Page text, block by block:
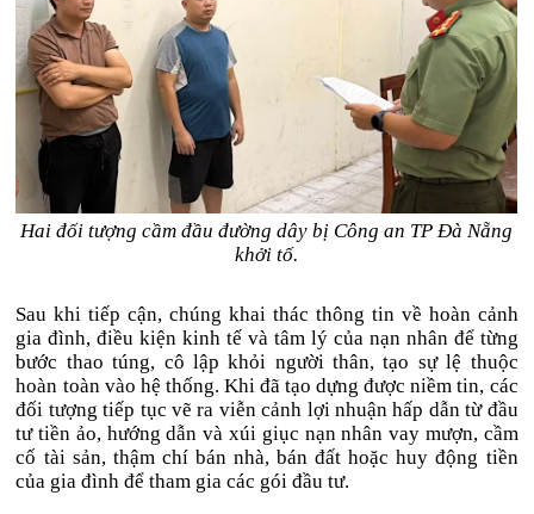
Hai đối tượng cầm đầu đường dây bị Công an TP Đà Nẵng
khởi tố.
Sau khi tiếp cận, chúng khai thác thông tin về hoàn cảnh
gia đình, điều kiện kinh tế và tâm lý của nạn nhân để từng
bước thao túng, cô lập khỏi người thân, tạo sự lệ thuộc
hoàn toàn vào hệ thống. Khi đã tạo dựng được niềm tin, các
đối tượng tiếp tục vẽ ra viễn cảnh lợi nhuận hấp dẫn từ đầu
tư tiền ảo, hướng dẫn và xúi giục nạn nhân vay mượn, cầm
cố tài sản, thậm chí bán nhà, bán đất hoặc huy động tiền
của gia đình để tham gia các gói đầu tư.